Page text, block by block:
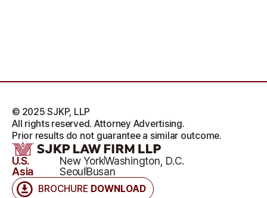
BROCHURE DOWNLOAD
U.S. New YorkWashington, D.C.
Asia
SeoulBusan
© 2025 SJKP, LLP
All rights reserved. Attorney Advertising.
Prior results do not guarantee a similar outcome.